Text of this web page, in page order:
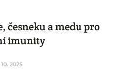
česneku a medu pro
imunity
10. 2025